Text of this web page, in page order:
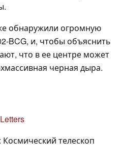
обнаружили огромную
BCG, и, чтобы объяснить
что в ее центре может
черная дыра.
телескоп